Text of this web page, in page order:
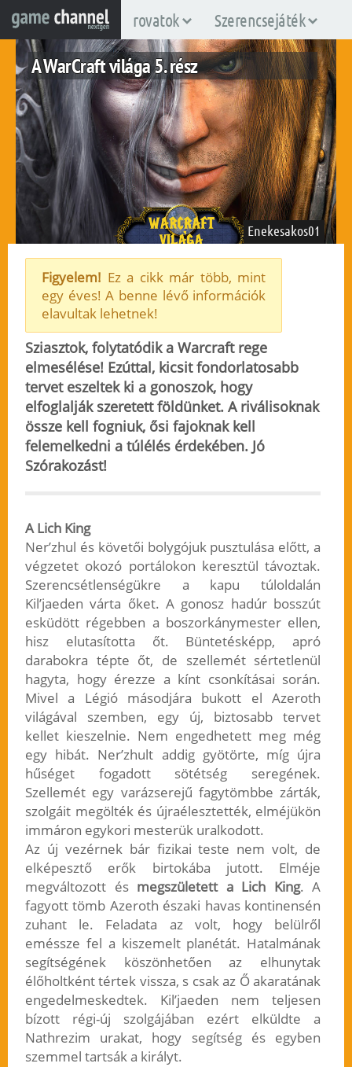
rovatok Szerencsejáték
A WarCraft világa 5. rész
pc
Enekesakos01
Figyelem! Ez a cikk már több, mint
egy éves! A benne lévő információk
elavultak lehetnek!
Sziasztok, folytatódik a Warcraft rege
elmesélése! Ezúttal, kicsit fondorlatosabb
tervet eszeltek ki a gonoszok, hogy
elfoglalják szeretett földünket. A riválisoknak
össze kell fogniuk, ősi fajoknak kell
felemelkedni a túlélés érdekében. Jó
Szórakozást!
A Lich King
Ner’zhul és követői bolygójuk pusztulása előtt, a
végzetet okozó portálokon keresztül távoztak.
Szerencsétlenségükre a kapu túloldalán
Kil’jaeden várta őket. A gonosz hadúr bosszút
esküdött régebben a boszorkánymester ellen,
hisz elutasította őt. Büntetésképp, apró
darabokra tépte őt, de szellemét sértetlenül
hagyta, hogy érezze a kínt csonkításai során.
Mivel a Légió másodjára bukott el Azeroth
világával szemben, egy új, biztosabb tervet
kellet kieszelnie. Nem engedhetett meg még
egy hibát. Ner’zhult addig gyötörte, míg újra
hűséget fogadott sötétség seregének.
Szellemét egy varázserejű fagytömbbe zárták,
szolgáit megölték és újraélesztették, elméjükön
immáron egykori mesterük uralkodott.
Az új vezérnek bár fizikai teste nem volt, de
elképesztő erők birtokába jutott. Elméje
megváltozott és megszületett a Lich King. A
fagyott tömb Azeroth északi havas kontinensén
zuhant le. Feladata az volt, hogy belülről
eméssze fel a kiszemelt planétát. Hatalmának
segítségének köszönhetően az elhunytak
élőholtként tértek vissza, s csak az Ő akaratának
engedelmeskedtek. Kil’jaeden nem teljesen
bízott régi-új szolgájában ezért elküldte a
Nathrezim urakat, hogy segítség és egyben
szemmel tartsák a királyt.